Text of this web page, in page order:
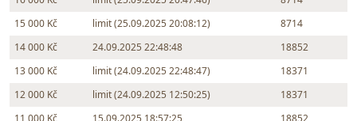
15 000 Kč
limit (25.09.2025 20:08:12)
8714
14 000 Kč
24.09.2025 22:48:48
18852
13 000 Kč
limit (24.09.2025 22:48:47)
18371
12 000 Kč
limit (24.09.2025 12:50:25)
18371